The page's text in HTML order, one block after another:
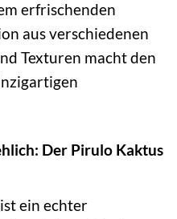
erfrischenden
aus verschiedenen
Texturen macht den
Der Pirulo Kaktus
ein echter